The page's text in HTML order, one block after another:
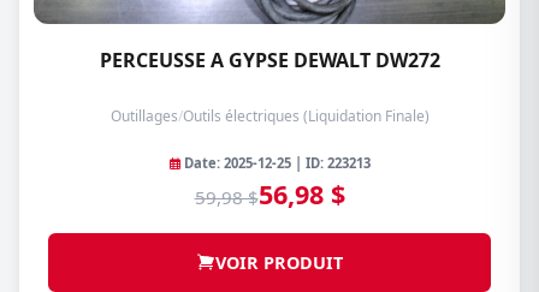
PERCEUSSE A GYPSE DEWALT DW272
Outillages/Outils électriques (Liquidation Finale)
Date: 2025-12-25 | ID: 223213
59,98 $56,98 $
VOIR PRODUIT